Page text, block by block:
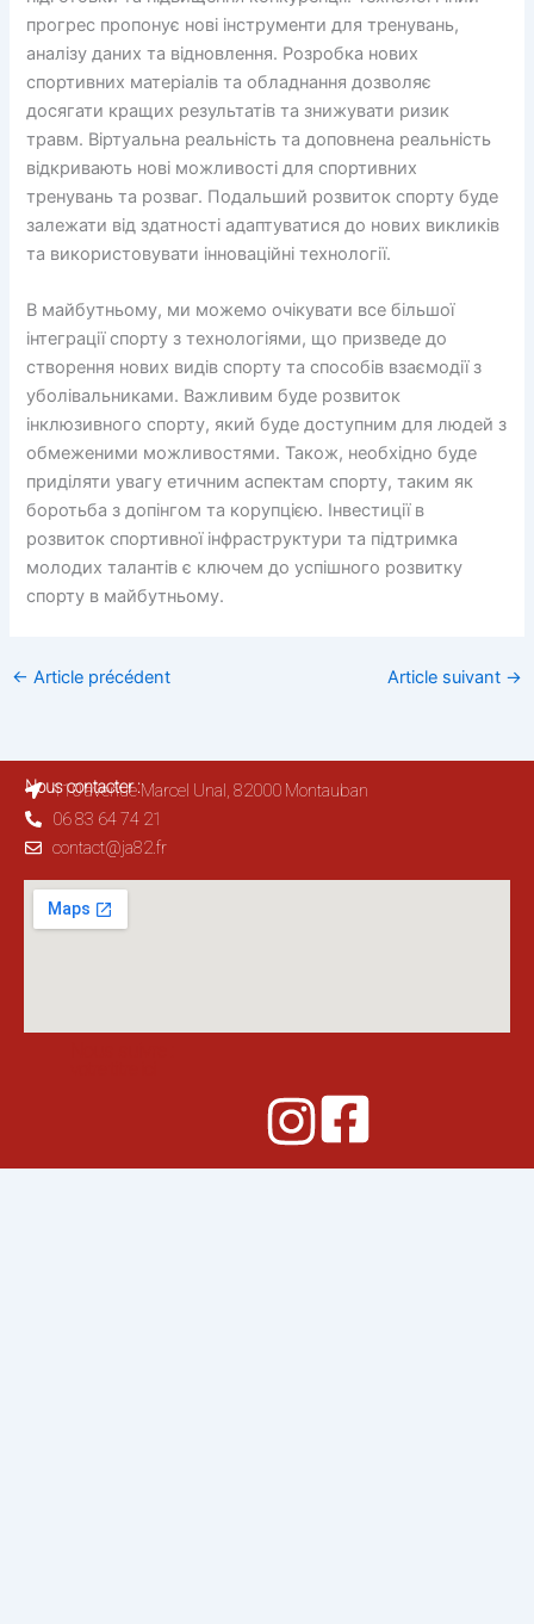
прогрес пропонує нові інструменти для тренувань,
аналізу даних та відновлення. Розробка нових
спортивних матеріалів та обладнання дозволяє
досягати кращих результатів та знижувати ризик
травм. Віртуальна реальність та доповнена реальність
відкривають нові можливості для спортивних
тренувань та розваг. Подальший розвиток спорту буде
залежати від здатності адаптуватися до нових викликів
та використовувати інноваційні технології.
В майбутньому, ми можемо очікувати все більшої
інтеграції спорту з технологіями, що призведе до
створення нових видів спорту та способів взаємодії з
уболівальниками. Важливим буде розвиток
інклюзивного спорту, який буде доступним для людей з
обмеженими можливостями. Також, необхідно буде
приділяти увагу етичним аспектам спорту, таким як
боротьба з допінгом та корупцією. Інвестиції в
розвиток спортивної інфраструктури та підтримка
молодих талантів є ключем до успішного розвитку
спорту в майбутньому.
← Article précédent Article suivant →
Nous contacter :
110 avenue Marcel Unal, 82000 Montauban
06 83 64 74 21
contact@ja82.fr